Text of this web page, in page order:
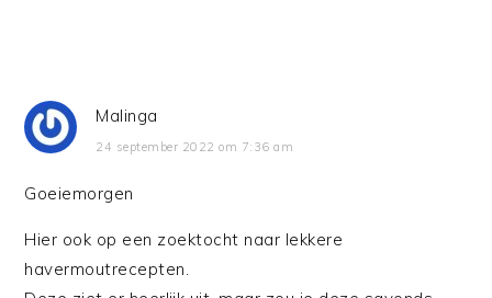
Malinga
24 september 2022 om 7:36 am
Goeiemorgen
Hier ook op een zoektocht naar lekkere
havermoutrecepten.